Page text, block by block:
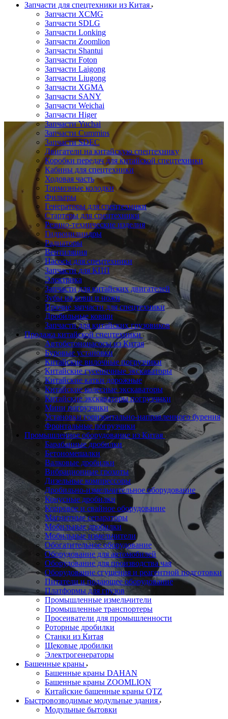
Запчасти для спецтехники из Китая
Запчасти XCMG
Запчасти SDLG
Запчасти Lonking
Запчасти Zoomlion
Запчасти Shantui
Запчасти Foton
Запчасти Laigong
Запчасти Liugong
Запчасти XGMA
Запчасти SANY
Запчасти Weichai
Запчасти Higer
Запчасти Yuchai
Запчасти Cummins
Запчасти SDEC
Двигатели на китайскую спецтехнику
Коробки передач для китайской спецтехники
Кабины для спецтехники
Ходовая часть
Тормозные колодки
Фильтры
Генераторы для спецтехники
Стартеры для спецтехники
Резино-технические изделия
Гидроцилиндры
Радиаторы
Вентиляция
Насосы для спецтехники
Запчасти для КПП
Электрика
Запчасти для китайских двигателей
Зубы на ковш и ножи
Прочие запчасти для спецтехники
Дробильные ковши
Запчасти для китайских грузовиков
Продажа китайской спецтехники
Автобетононасосы из Китая
Буровые установки
Китайские вилочные погрузчики
Китайские гусеничные экскаваторы
Китайские катки дорожные
Китайские колесные экскаваторы
Китайские экскаваторы погрузчики
Мини погрузчики
Установки горизонтально-направленного бурения
Фронтальные погрузчики
Промышленное оборудование из Китая
Барабанные дробилки
Бетономешалки
Валковые дробилки
Вибрационные грохоты
Дизельные компрессоры
Дробильно-измельчительное оборудование
Конусные дробилки
Копровое и свайное оборудование
Магнитные сепараторы
Мобильные дробилки
Мобильные измельчители
Обогатительное оборудование
Оборудование для автомобилей
Оборудование для производства чая
Оборудование сгущения и реагентной подготовки
Питатели и подающее оборудование
Платформы для грузов
Промышленные измельчители
Промышленные транспортеры
Просеиватели для промышленности
Роторные дробилки
Станки из Китая
Щековые дробилки
Электрогенераторы
Башенные краны
Башенные краны DAHAN
Башенные краны ZOOMLION
Китайские башенные краны QTZ
Быстровозводимые модульные здания
Модульные бытовки